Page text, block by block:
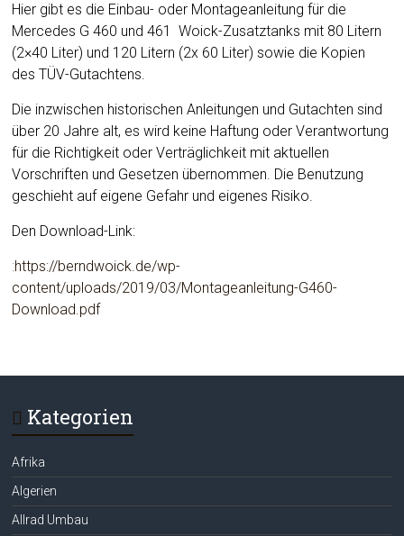
Hier gibt es die Einbau- oder Montageanleitung für die
Mercedes G 460 und 461 Woick-Zusatztanks mit 80 Litern
(2×40 Liter) und 120 Litern (2x 60 Liter) sowie die Kopien
des TÜV-Gutachtens.
Die inzwischen historischen Anleitungen und Gutachten sind
über 20 Jahre alt, es wird keine Haftung oder Verantwortung
für die Richtigkeit oder Verträglichkeit mit aktuellen
Vorschriften und Gesetzen übernommen. Die Benutzung
geschieht auf eigene Gefahr und eigenes Risiko.
Den Download-Link:
:https://berndwoick.de/wp-
content/uploads/2019/03/Montageanleitung-G460-
Download.pdf
Kategorien
Afrika
Algerien
Allrad Umbau